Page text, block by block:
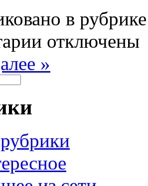
в
отключены
»